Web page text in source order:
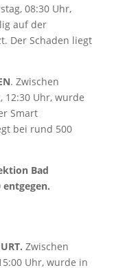
08:30 Uhr,
auf der
Der Schaden liegt
. Zwischen
12:30 Uhr, wurde
Smart
bei rund 500
Bad
entgegen.
Zwischen
Uhr, wurde in